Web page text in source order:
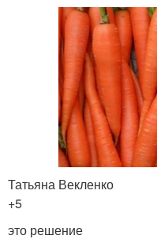
Татьяна Векленко
+5
это решение